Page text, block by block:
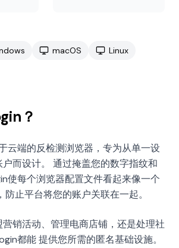
macOS
Linux
？
云端的反检测浏览器，专为从单一设
而设计。 通过掩盖您的数字指纹和
使每个浏览器配置文件看起来像一个
止平台将您的账户关联在一起。
销活动、管理电商店铺，还是处理社
都能 提供您所需的匿名基础设施。